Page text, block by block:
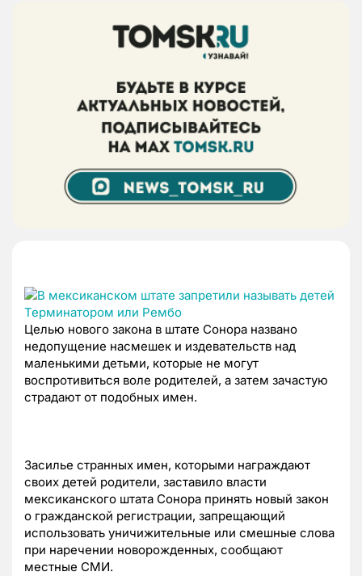
Целью нового закона в штате Сонора названо
недопущение насмешек и издевательств над
маленькими детьми, которые не могут
воспротивиться воле родителей, а затем зачастую
страдают от подобных имен.
Засилье странных имен, которыми награждают
своих детей родители, заставило власти
мексиканского штата Сонора принять новый закон
о гражданской регистрации, запрещающий
использовать уничижительные или смешные слова
при наречении новорожденных, сообщают
местные СМИ.